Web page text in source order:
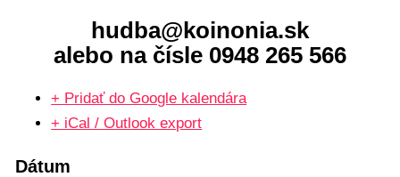
hudba@koinonia.sk
alebo na čísle 0948 265 566
+ Pridať do Google kalendára
+ iCal / Outlook export
Dátum